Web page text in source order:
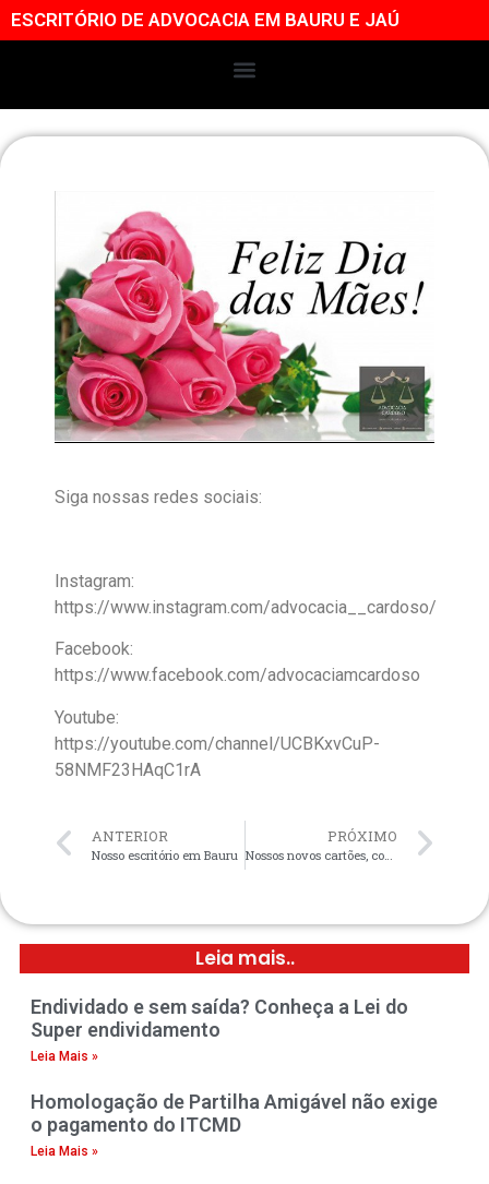
ESCRITÓRIO DE ADVOCACIA EM BAURU E JAÚ
Siga nossas redes sociais:
Instagram:
https://www.instagram.com/advocacia__cardoso/
Facebook:
https://www.facebook.com/advocaciamcardoso
Youtube:
https://youtube.com/channel/UCBKxvCuP-
58NMF23HAqC1rA
ANTERIOR
Nosso escritório em Bauru
PRÓXIMO
Nossos novos cartões, com nossos novos endereços
Leia mais..
Endividado e sem saída? Conheça a Lei do
Super endividamento
Leia Mais »
Homologação de Partilha Amigável não exige
o pagamento do ITCMD
Leia Mais »